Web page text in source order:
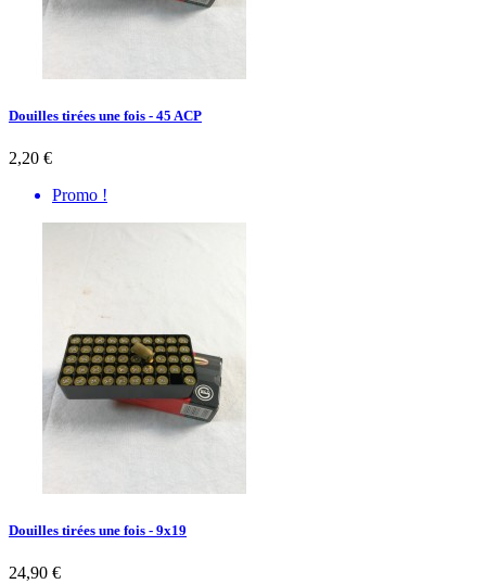
Douilles tirées une fois - 45 ACP
2,20 €
Promo !
Douilles tirées une fois - 9x19
24,90 €